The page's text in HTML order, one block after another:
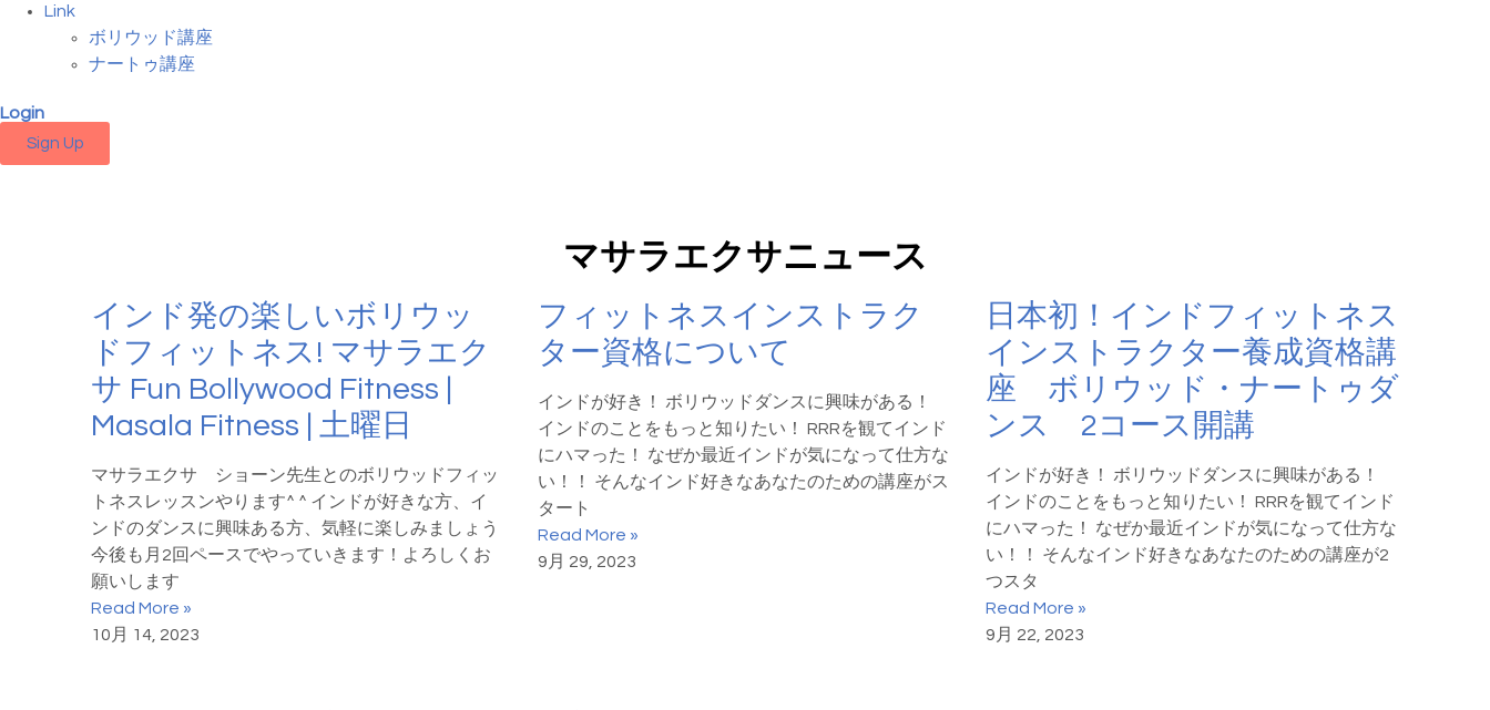
Link
ボリウッド講座
ナートゥ講座
Login
Sign Up
マサラエクサニュース
インド発の楽しいボリウッ
ドフィットネス! マサラエク
サ Fun Bollywood Fitness |
Masala Fitness | 土曜日
マサラエクサ ショーン先生とのボリウッドフィッ
トネスレッスンやります^ ^ インドが好きな方、イ
ンドのダンスに興味ある方、気軽に楽しみましょう
今後も月2回ペースでやっていきます！よろしくお
願いします
Read More »
10月 14, 2023
フィットネスインストラク
ター資格について
インドが好き！ ボリウッドダンスに興味がある！
インドのことをもっと知りたい！ RRRを観てインド
にハマった！ なぜか最近インドが気になって仕方な
い！！ そんなインド好きなあなたのための講座がス
タート
Read More »
9月 29, 2023
日本初！インドフィットネス
インストラクター養成資格講
座 ボリウッド・ナートゥダ
ンス 2コース開講
インドが好き！ ボリウッドダンスに興味がある！
インドのことをもっと知りたい！ RRRを観てインド
にハマった！ なぜか最近インドが気になって仕方な
い！！ そんなインド好きなあなたのための講座が2
つスタ
Read More »
9月 22, 2023